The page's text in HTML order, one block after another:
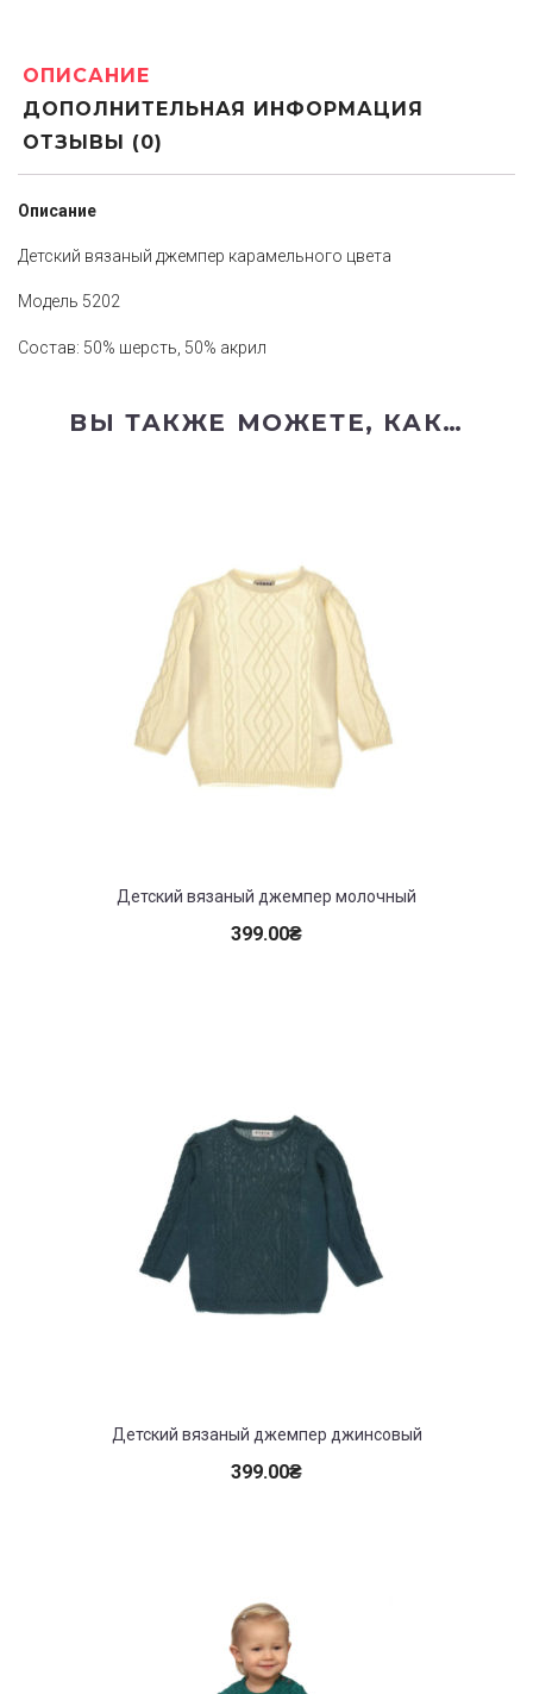
ОПИСАНИЕ
ДОПОЛНИТЕЛЬНАЯ ИНФОРМАЦИЯ
ОТЗЫВЫ (0)
Описание
Детский вязаный джемпер карамельного цвета
Модель 5202
Состав: 50% шерсть, 50% акрил
ВЫ ТАКЖЕ МОЖЕТЕ, КАК…
Детский вязаный джемпер молочный
399.00₴
Детский вязаный джемпер джинсовый
399.00₴